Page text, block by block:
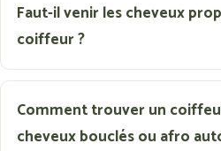
Faut-il venir les cheveux
coiffeur ?
Comment trouver un
cheveux bouclés ou afro